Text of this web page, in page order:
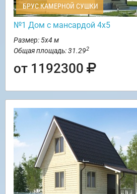
БРУС КАМЕРНОЙ СУШКИ
№1 Дом с мансардой 4х5
Размер: 5х4 м
Общая площадь: 31.292
от 1192300